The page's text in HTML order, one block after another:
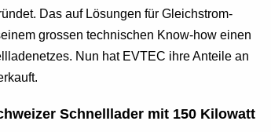
Das auf Lösungen für Gleichstrom-
grossen technischen Know-how einen
Nun hat EVTEC ihre Anteile an
Schnelllader mit 150 Kilowatt